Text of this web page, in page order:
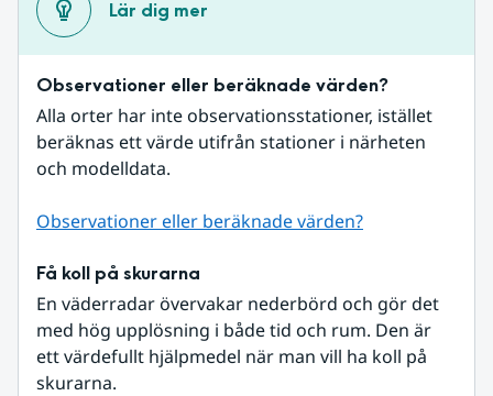
Lär dig mer
Observationer eller beräknade värden?
Alla orter har inte observationsstationer, istället
beräknas ett värde utifrån stationer i närheten
och modelldata.
Observationer eller beräknade värden?
Få koll på skurarna
En väderradar övervakar nederbörd och gör det
med hög upplösning i både tid och rum. Den är
ett värdefullt hjälpmedel när man vill ha koll på
skurarna.